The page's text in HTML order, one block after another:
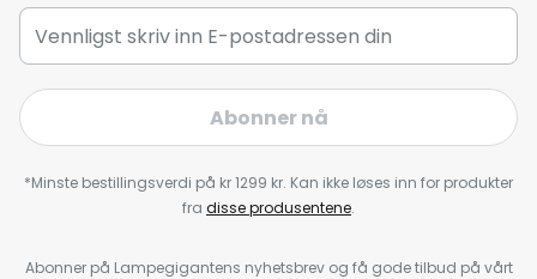
Abonner nå
*Minste bestillingsverdi på kr 1299 kr. Kan ikke løses inn for produkter
fra disse produsentene.
Abonner på Lampegigantens nyhetsbrev og få gode tilbud på vårt